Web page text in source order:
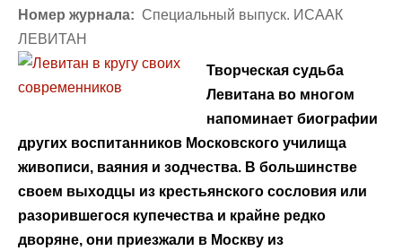
Номер журнала: Специальный выпуск. ИСААК
ЛЕВИТАН
Творческая судьба
Левитана во многом
напоминает биографии
других воспитанников Московского училища
живописи, ваяния и зодчества. В большинстве
своем выходцы из крестьянского сословия или
разорившегося купечества и крайне редко
дворяне, они приезжали в Москву из